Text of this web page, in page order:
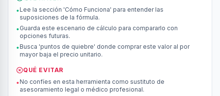
• Lee la sección 'Cómo Funciona' para entender las
suposiciones de la fórmula.
• Guarda este escenario de cálculo para compararlo con
opciones futuras.
• Busca 'puntos de quiebre' donde comprar este valor al por
mayor baja el precio unitario.
QUÉ EVITAR
• No confíes en esta herramienta como sustituto de
asesoramiento legal o médico profesional.